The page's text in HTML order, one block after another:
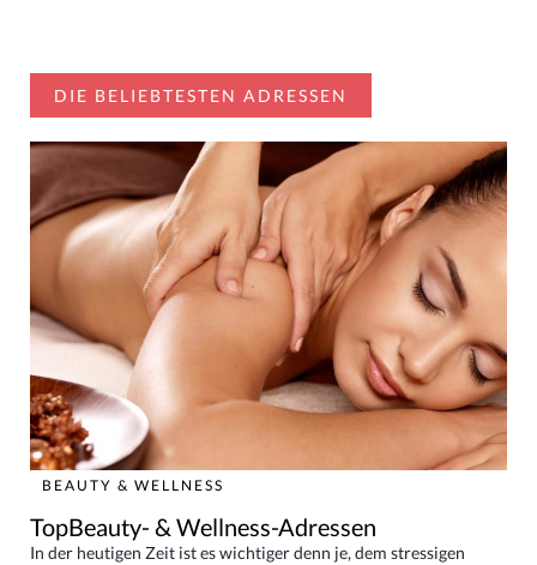
DIE BELIEBTESTEN ADRESSEN
BEAUTY & WELLNESS
TopBeauty- & Wellness-Adressen
In der heutigen Zeit ist es wichtiger denn je, dem stressigen